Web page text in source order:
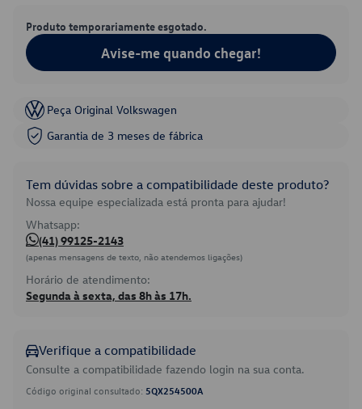
Produto temporariamente esgotado.
Avise-me quando chegar!
Peça Original Volkswagen
Garantia de 3 meses de fábrica
Tem dúvidas sobre a compatibilidade deste produto?
Nossa equipe especializada está pronta para ajudar!
Whatsapp:
(41) 99125-2143
(apenas mensagens de texto, não atendemos ligações)
Horário de atendimento:
Segunda à sexta, das 8h às 17h.
Verifique a compatibilidade
Consulte a compatibilidade fazendo login na sua conta.
Código original consultado: 5QX254500A